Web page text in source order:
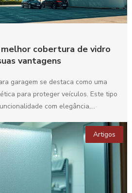
cobertura de vidro
vantagens
garagem se destaca como uma
para proteger veículos. Este tipo
com elegância,...
Artigos